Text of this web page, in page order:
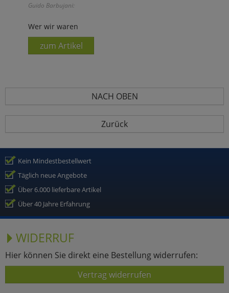
Guido Barbujani:
Wer wir waren
zum Artikel
NACH OBEN
Zurück
Kein Mindestbestellwert
Täglich neue Angebote
Über 6.000 lieferbare Artikel
Über 40 Jahre Erfahrung
WIDERRUF
Hier können Sie direkt eine Bestellung widerrufen:
Vertrag widerrufen